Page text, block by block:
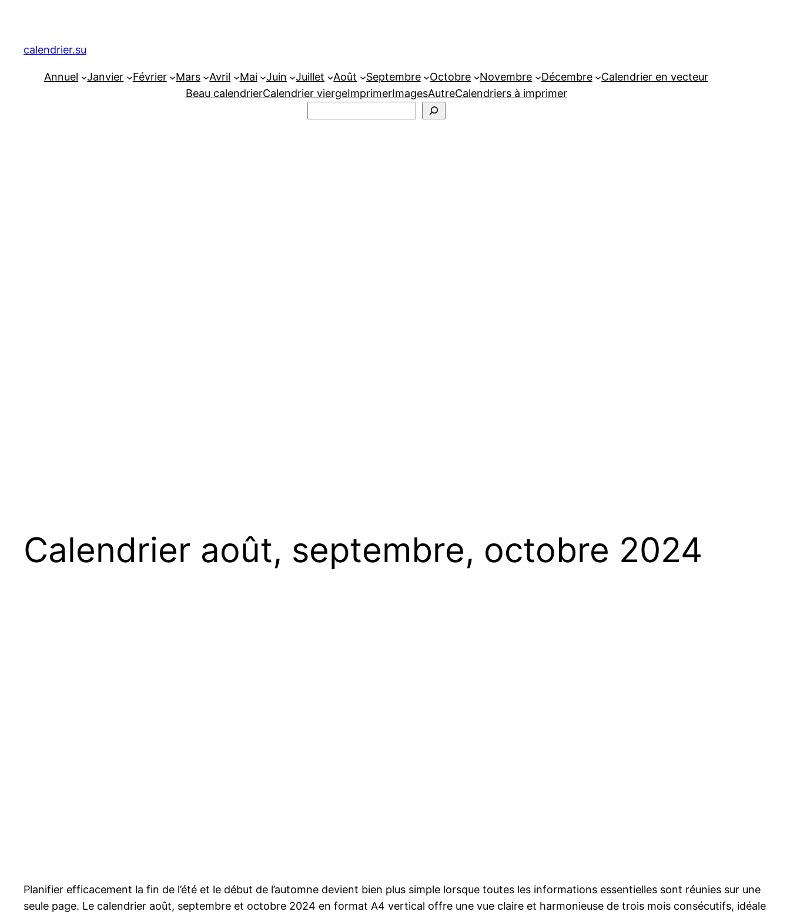
contenu
calendrier.su
Annuel Janvier Février Mars Avril Mai Juin Juillet Août Septembre Octobre Novembre Décembre
Calendrier en vecteur
Beau calendrierCalendrier viergeImprimerImagesAutreCalendriers à imprimer
Calendrier août, septembre, octobre 2024
Planifier efficacement la fin de l’été et le début de l’automne devient bien plus simple lorsque toutes les informations essentielles sont réunies sur une
seule page. Le calendrier août, septembre et octobre 2024 en format A4 vertical offre une vue claire et harmonieuse de trois mois consécutifs, idéale